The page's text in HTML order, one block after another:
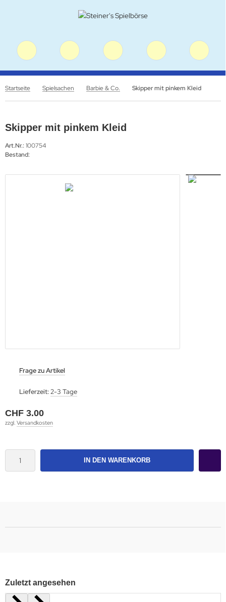
Startseite Spielsachen Barbie & Co. Skipper mit pinkem Kleid
Skipper mit pinkem Kleid
Art.Nr.: 100754
Bestand:
Frage zu Artikel
Lieferzeit:2-3 Tage
CHF 3.00
zzgl. Versandkosten
IN DEN WARENKORB
Zuletzt angesehen